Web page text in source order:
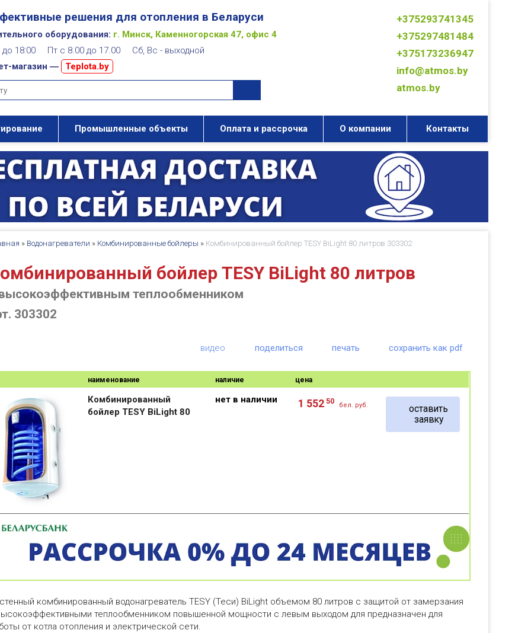
решения для отопления в Беларуси
оборудования: г. Минск, Каменногорская 47, офис 4
до 18:00 Пт с 8.00 до 17.00 Сб, Вс - выходной
магазин ―
Teplota.by
+375293741345
+375297481484
+375173236947
info@atmos.by
atmos.by
Промышленные объекты Оплата и рассрочка О компании Контакты
» Водонагреватели » Комбинированные бойлеры » Комбинированный бойлер TESY BiLight 80 литров 303302
бойлер TESY BiLight 80 литров
теплообменником
303302
видео поделиться печать сохранить как pdf
наименование наличие цена
Комбинированный
бойлер TESY BiLight 80
нет в наличии 1 552 50 бел. руб.
оставить
заявку
комбинированный водонагреватель TESY (Теси) BiLight объемом 80 литров с защитой от замерзания
теплообменником повышенной мощности с левым выходом для предназначен для
от котла отопления и электрической сети.